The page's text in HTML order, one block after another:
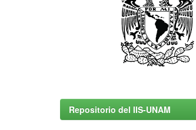
Repositorio del IIS-UNAM